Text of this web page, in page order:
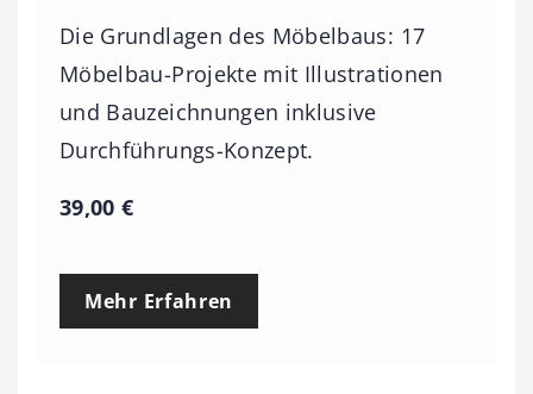
Die Grundlagen des Möbelbaus: 17
Möbelbau-Projekte mit Illustrationen
und Bauzeichnungen inklusive
Durchführungs-Konzept.
39,00€
Mehr Erfahren